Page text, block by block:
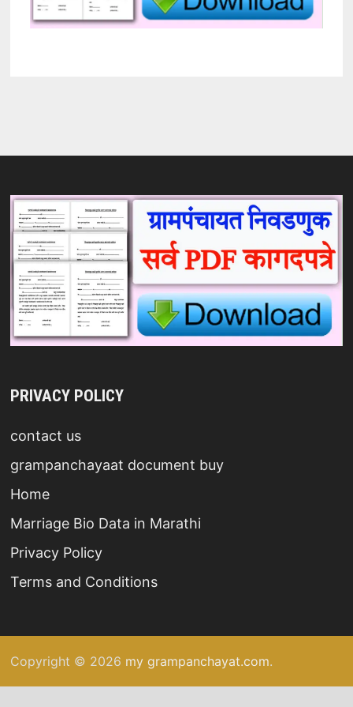
PRIVACY POLICY
contact us
grampanchayaat document buy
Home
Marriage Bio Data in Marathi
Privacy Policy
Terms and Conditions
Copyright © 2026 my grampanchayat.com.